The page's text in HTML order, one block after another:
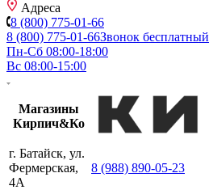
Адреса
8 (800) 775-01-66
8 (800) 775-01-66Звонок бесплатный
Пн-Сб 08:00-18:00
Вс 08:00-15:00
Магазины
Кирпич&Ко
г. Батайск, ул.
Фермерская,
4А
8 (988) 890-05-23